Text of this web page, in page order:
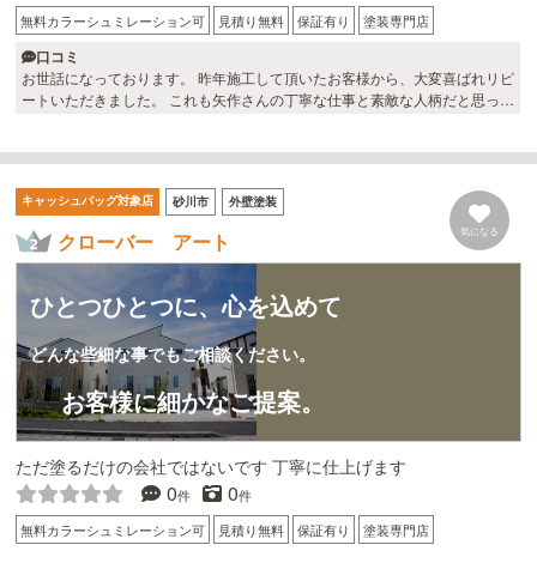
無料カラーシュミレーション可 見積り無料 保証有り 塗装専門店
口コミ
お世話になっております。 昨年施工して頂いたお客様から、大変喜ばれリピ
ートいただきました。 これも矢作さんの丁寧な仕事と素敵な人柄だと思って
る用事がありましたら是非案件をお願いしたいです。 今後とも宜しくお願い
致します。
キャッシュバッグ対象店 砂川市 外壁塗装
クローバー アート 気になる
ひとつひとつに、心を込めて
どんな些細な事でもご相談ください。
お客様に細かなご提案。
ただ塗るだけの会社ではないです 丁寧に仕上げます
0件 0件
無料カラーシュミレーション可 見積り無料 保証有り 塗装専門店